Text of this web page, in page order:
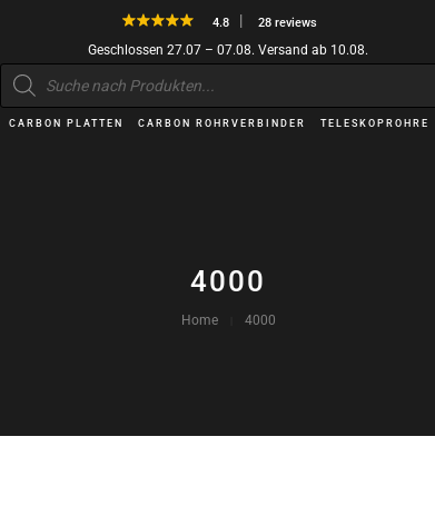
4.8 28 reviews
Geschlossen 27.07 – 07.08. Versand ab 10.08.
Products
search
CARBON PLATTEN CARBON ROHRVERBINDER TELESKOPROHRE
4000
Home 4000